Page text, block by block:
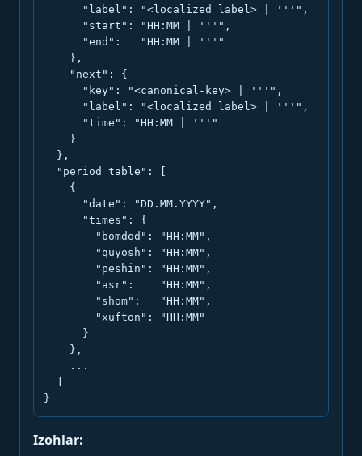
      "label": "<localized label> | '''",
      "start": "HH:MM | '''",
      "end":   "HH:MM | '''"
    },
    "next": {
      "key": "<canonical-key> | '''",
      "label": "<localized label> | '''",
      "time": "HH:MM | '''"
    }
  },
  "period_table": [
    {
      "date": "DD.MM.YYYY",
      "times": {
        "bomdod": "HH:MM",
        "quyosh": "HH:MM",
        "peshin": "HH:MM",
        "asr":    "HH:MM",
        "shom":   "HH:MM",
        "xufton": "HH:MM"
      }
    },
    ...
}
Izohlar: